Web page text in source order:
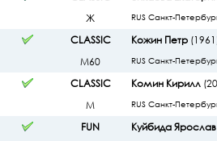
Ж
RUS Санкт-
CLASSIC
М60
Кожин Петр
RUS Санкт-
CLASSIC
М
Комин Кирилл
RUS Санкт-
FUN
Куйбида Ярослав